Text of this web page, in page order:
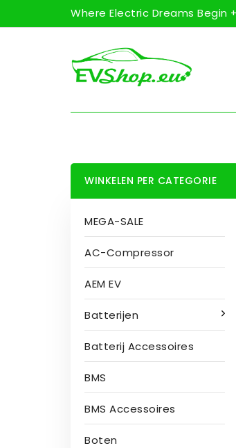
Where Electric Dreams Begin
WINKELEN PER CATEGORIE
MEGA-SALE
AC-Compressor
AEM EV
Batterijen
Batterij Accessoires
BMS
BMS Accessoires
Boten